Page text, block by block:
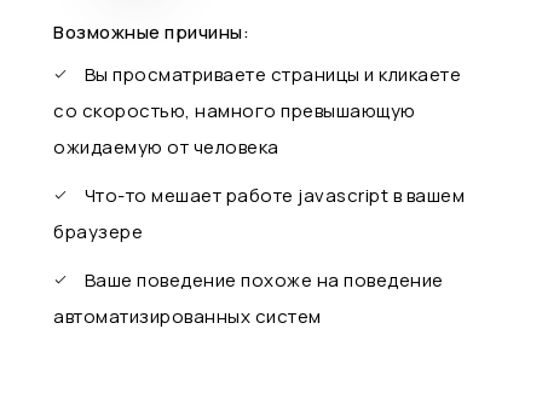
Возможные причины:
Вы просматриваете страницы и кликаете
со скоростью, намного превышающую
ожидаемую от человека
Что-то мешает работе javascript в вашем
браузере
Ваше поведение похоже на поведение
автоматизированных систем